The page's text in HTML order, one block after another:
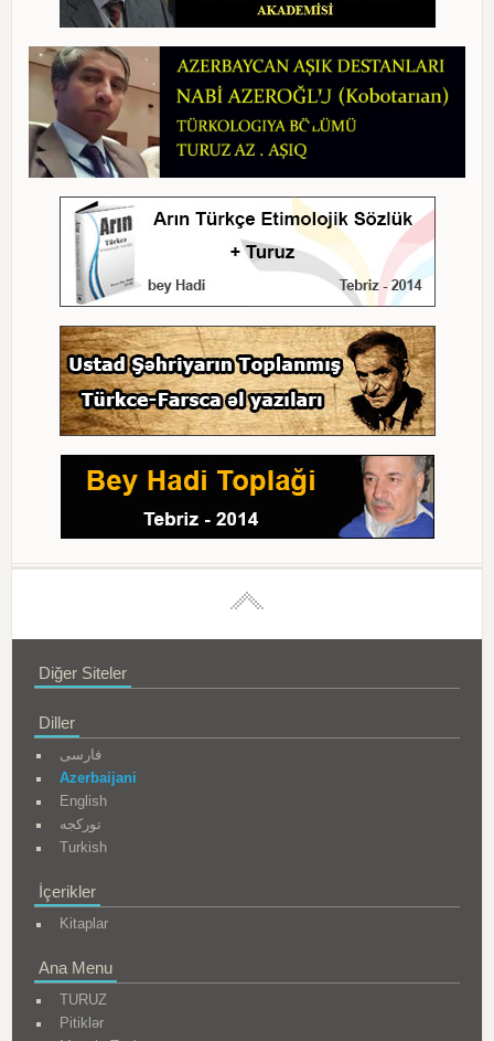
Diğer Siteler
Diller
فارسی
Azerbaijani
English
تورکجه
Turkish
İçerikler
Kitaplar
Ana Menu
TURUZ
Pitiklər